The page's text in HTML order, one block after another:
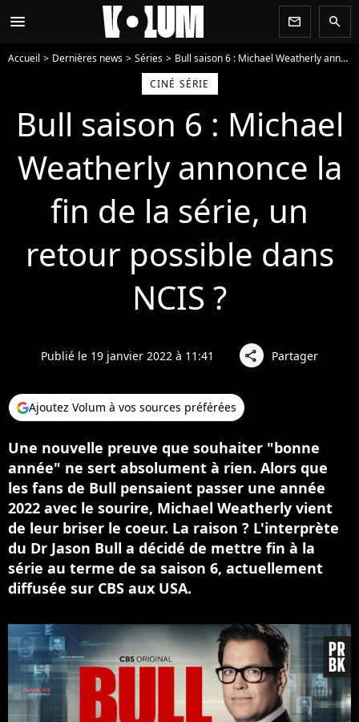
menu newsletter search
Accueil Dernières news Séries
Bull saison 6 : Michael Weatherly annonce la fin de la série, un retour possible dans NCIS ?
CINÉ SÉRIE
Bull saison 6 : Michael
Weatherly annonce la
fin de la série, un
retour possible dans
NCIS ?
Publié le 19 janvier 2022 à 11:41 share Partager
Ajoutez Volum à vos sources préférées
Une nouvelle preuve que souhaiter "bonne
année" ne sert absolument à rien. Alors que
les fans de Bull pensaient passer une année
2022 avec le sourire, Michael Weatherly vient
de leur briser le coeur. La raison ? L'interprète
du Dr Jason Bull a décidé de mettre fin à la
série au terme de sa saison 6, actuellement
diffusée sur CBS aux USA.